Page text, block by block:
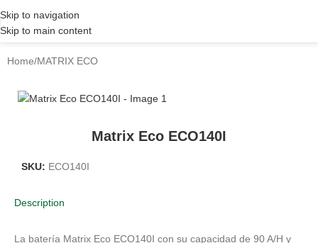
Skip to navigation
Skip to main content
Home/MATRIX ECO
Matrix Eco ECO140I
SKU: ECO140I
Description
La batería Matrix Eco ECO140I con su capacidad de 90 A/H y